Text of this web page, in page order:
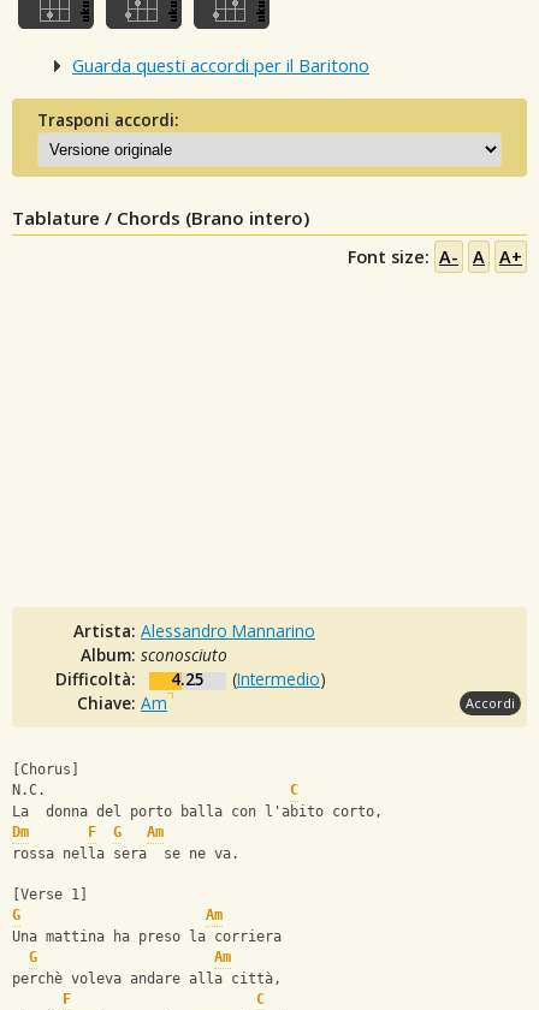
Guarda questi accordi per il Baritono
Trasponi accordi:
Tablature / Chords (Brano intero)
Font size: A- A A+
Artista: Alessandro Mannarino
Album: sconosciuto
Difficoltà:
4.25 (Intermedio)
Chiave: Am Accordi
[Chorus]
N.C. C
La  donna del porto balla con l'abito corto,
Dm
F G
Am
rossa nella sera  se ne va.
[Verse 1]
G
Am
Una mattina ha preso la corriera
G
Am
perchè voleva andare alla città,
F
C